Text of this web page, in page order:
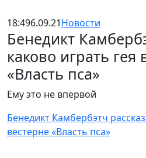
18:496.09.21Новости
Бенедикт
каково играть гея
«Власть пса»
Ему это не впервой
Бенедикт Камбербэтч
вестерне «Власть пса»